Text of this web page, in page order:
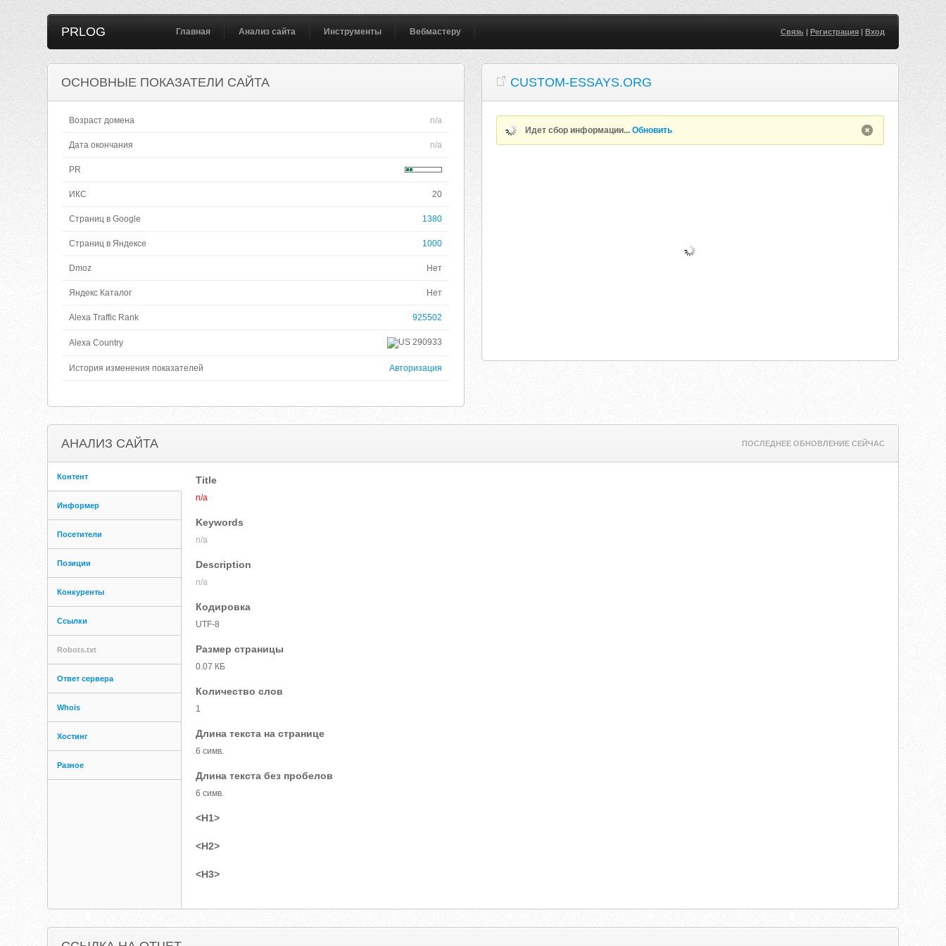
PRLOG Главная Анализ сайта Инструменты Вебмастеру Связь| Регистрация| Вход
ОСНОВНЫЕ ПОКАЗАТЕЛИ САЙТА
Возраст домена n/a
Дата окончания n/a
PR
ИКС 20
Страниц в Google 1380
Страниц в Яндексе 1000
Dmoz Нет
Яндекс Каталог Нет
Alexa Traffic Rank 925502
Alexa Country 290933
История изменения показателей Авторизация
CUSTOM-ESSAYS.ORG
Идет сбор информации...Обновить
АНАЛИЗ САЙТА ПОСЛЕДНЕЕ ОБНОВЛЕНИЕ СЕЙЧАС
Контент
Информер
Посетители
Позиции
Конкуренты
Ссылки
Robots.txt
Ответ сервера
Whois
Хостинг
Разное
Title
n/a
Keywords
n/a
Description
n/a
Кодировка
UTF-8
Размер страницы
0.07 КБ
Количество слов
1
Длина текста на странице
6 симв.
Длина текста без пробелов
6 симв.
<H1>
<H2>
<H3>